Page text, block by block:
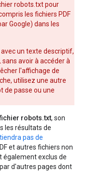
robots.txt pour
les fichiers PDF
Google) dans les
un texte descriptif,
avoir à accéder à
l'affichage de
utilisez une autre
de passe ou une
robots.txt, son
les résultats de
pas de
et autres fichiers non
également exclus de
d'autres pages dont